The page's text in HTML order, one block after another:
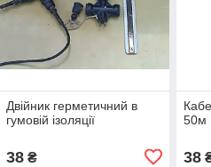
Двійник герметичний в
гумовій ізоляції
38₴
50м
38